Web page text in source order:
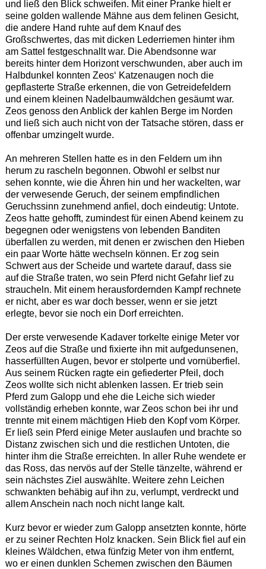
und ließ den Blick schweifen. Mit einer Pranke hielt er
seine golden wallende Mähne aus dem felinen Gesicht,
die andere Hand ruhte auf dem Knauf des
Großschwertes, das mit dicken Lederriemen hinter ihm
am Sattel festgeschnallt war. Die Abendsonne war
bereits hinter dem Horizont verschwunden, aber auch im
Halbdunkel konnten Zeos‘ Katzenaugen noch die
gepflasterte Straße erkennen, die von Getreidefeldern
und einem kleinen Nadelbaumwäldchen gesäumt war.
Zeos genoss den Anblick der kahlen Berge im Norden
und ließ sich auch nicht von der Tatsache stören, dass er
offenbar umzingelt wurde.
An mehreren Stellen hatte es in den Feldern um ihn
herum zu rascheln begonnen. Obwohl er selbst nur
sehen konnte, wie die Ähren hin und her wackelten, war
der verwesende Geruch, der seinem empfindlichen
Geruchssinn zunehmend anfiel, doch eindeutig: Untote.
Zeos hatte gehofft, zumindest für einen Abend keinem zu
begegnen oder wenigstens von lebenden Banditen
überfallen zu werden, mit denen er zwischen den Hieben
ein paar Worte hätte wechseln können. Er zog sein
Schwert aus der Scheide und wartete darauf, dass sie
auf die Straße traten, wo sein Pferd nicht Gefahr lief zu
straucheln. Mit einem herausfordernden Kampf rechnete
er nicht, aber es war doch besser, wenn er sie jetzt
erlegte, bevor sie noch ein Dorf erreichten.
Der erste verwesende Kadaver torkelte einige Meter vor
Zeos auf die Straße und fixierte ihn mit aufgedunsenen,
hasserfüllten Augen, bevor er stolperte und vornüberfiel.
Aus seinem Rücken ragte ein gefiederter Pfeil, doch
Zeos wollte sich nicht ablenken lassen. Er trieb sein
Pferd zum Galopp und ehe die Leiche sich wieder
vollständig erheben konnte, war Zeos schon bei ihr und
trennte mit einem mächtigen Hieb den Kopf vom Körper.
Er ließ sein Pferd einige Meter auslaufen und brachte so
Distanz zwischen sich und die restlichen Untoten, die
hinter ihm die Straße erreichten. In aller Ruhe wendete er
das Ross, das nervös auf der Stelle tänzelte, während er
sein nächstes Ziel auswählte. Weitere zehn Leichen
schwankten behäbig auf ihn zu, verlumpt, verdreckt und
allem Anschein nach noch nicht lange kalt.
Kurz bevor er wieder zum Galopp ansetzten konnte, hörte
er zu seiner Rechten Holz knacken. Sein Blick fiel auf ein
kleines Wäldchen, etwa fünfzig Meter von ihm entfernt,
wo er einen dunklen Schemen zwischen den Bäumen